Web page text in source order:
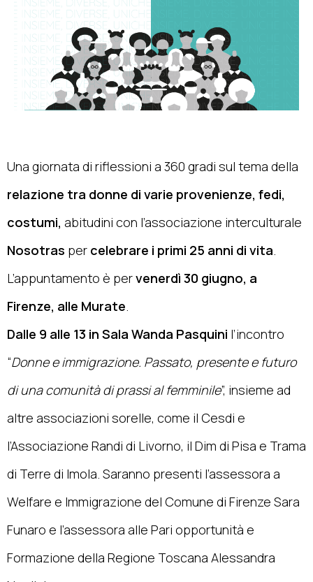
Una giornata di riflessioni a 360 gradi sul tema della
relazione tra donne di varie provenienze, fedi,
costumi, abitudini con l’associazione interculturale
Nosotras per celebrare i primi 25 anni di vita.
L’appuntamento è pervenerdì 30 giugno, a
Firenze, alle Murate.
Dalle 9 alle 13 in Sala Wanda Pasquini l’incontro
“Donne e immigrazione. Passato, presente e futuro
di una comunità di prassi al femminile”, insieme ad
altre associazioni sorelle, come il Cesdi e
l’Associazione Randi di Livorno, il Dim di Pisa e Trama
di Terre di Imola. Saranno presenti l’assessora a
Welfare e Immigrazione del Comune di Firenze Sara
Funaro e l’assessora alle Pari opportunità e
Formazione della Regione Toscana Alessandra